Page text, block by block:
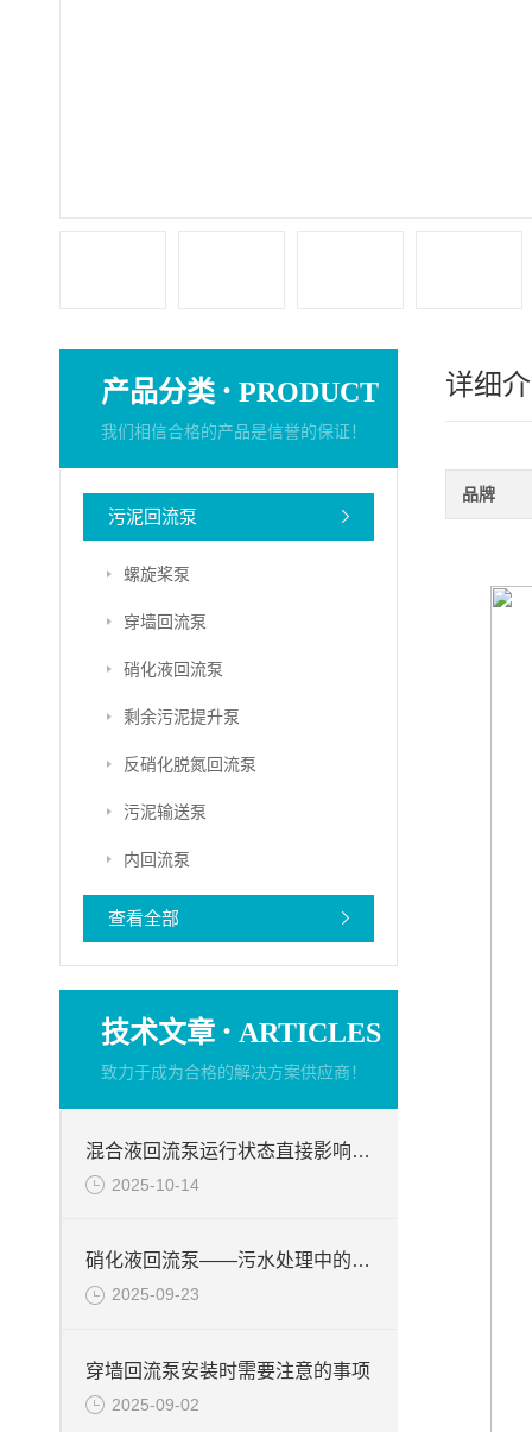
产品分类 · PRODUCT
我们相信合格的产品是信誉的保证！
污泥回流泵
螺旋桨泵
穿墙回流泵
硝化液回流泵
剩余污泥提升泵
反硝化脱氮回流泵
污泥输送泵
内回流泵
查看全部
技术文章 · ARTICLES
致力于成为合格的解决方案供应商！
混合液回流泵运行状态直接影响整个工艺流程的稳定性与效率
2025-10-14
硝化液回流泵——污水处理中的关键角色
2025-09-23
穿墙回流泵安装时需要注意的事项
2025-09-02
详细
品牌